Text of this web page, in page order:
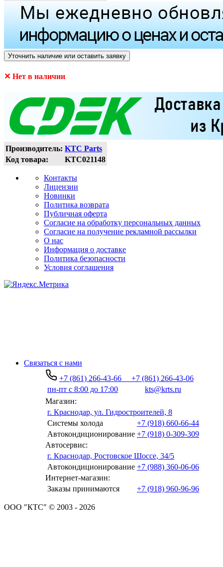
Уточнить наличие или оставить заявку
✕ Нет в наличии
Производитель: KTC Parts
Код товара:
KTC021148
Контакты
Лицензии
Новинки
Политика возврата
Публичная оферта
Согласие на обработку персональных данных
Согласие на получение рекламной рассылки
О нас
Информация о доставке
Политика безопасности
Условия соглашения
Связаться с нами
+7 (861) 266-43-66
+7 (861) 266-43-06
пн-пт с 8:00 до 17:00
kts@krts.ru
Магазин:
г. Краснодар, ул. Гидростроителей, 8
Системы холода
+7 (918) 660-66-44
Автокондиционирование +7 (918) 0-309-309
Автосервис:
г. Краснодар, Ростовское Шоссе, 34/5
Автокондиционирование +7 (988) 360-06-06
Интернет-магазин:
Заказы принимаются
+7 (918) 960-96-96
ООО "КТС" © 2003 - 2026